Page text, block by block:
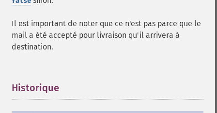
Il est important de noter que ce n'est pas parce que le
mail a été accepté pour livraison qu'il arrivera à
destination.
Historique